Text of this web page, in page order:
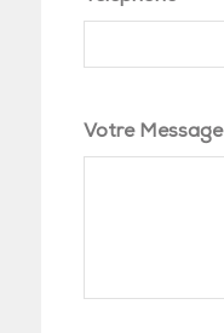
Votre Message